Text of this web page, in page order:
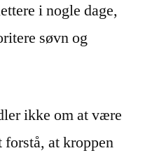
i nogle dage,
søvn og
ikke om at være
at kroppen